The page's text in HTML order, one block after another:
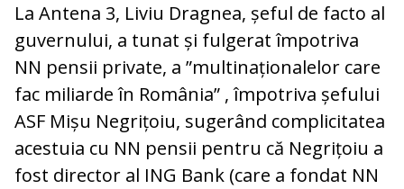
La Antena 3, Liviu Dragnea, șeful de facto al
guvernului, a tunat și fulgerat împotriva
NN pensii private, a ”multinaționalelor care
fac miliarde în România” , împotriva șefului
ASF Mișu Negrițoiu, sugerând complicitatea
acestuia cu NN pensii pentru că Negrițoiu a
fost director al ING Bank (care a fondat NN